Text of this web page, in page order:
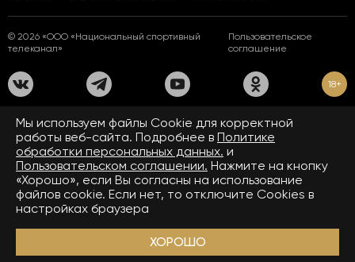
© 2026 «ООО «Национальный спортивный
телеканал»
Пользовательское
соглашение
18+
На сайте применяются рекомендательные технологии. Подробнее
Правилах применения рекомендательных технологий.
Средство массовой информации сетевое издание «www.matchtv.ru»
зарегистрировано Федеральной службой по надзору в сфере связи,
информационных технологий и массовых коммуникаций (Роскомнадзор).
Свидетельство о регистрации средства массовой информации ЭЛ № ФС 77 - 72390
от 28.02.2018. Название — www.matchtv.ru.
Учредитель (соучредители) СМИ сетевого издания «www.matchtv.ru»: ООО
«Национальный спортивный телеканал», главный редактор СМИ сетевого издания
сетевого издания «www.matchtv.ru»:matchtv@matchtv.ru
Мы используем файлы Сookie для корректной
работы веб-сайта. Подробнее в Политике
обработки персональных данных. и
Пользовательском соглашении. Нажмите на кнопку
«Хорошо», если Вы согласны на использование
файлов cookie. Если нет, то отключите Cookies в
настройках браузера
ХОРОШО